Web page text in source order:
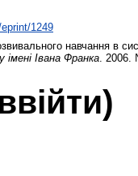
1249
навчання в
Івана Франка .